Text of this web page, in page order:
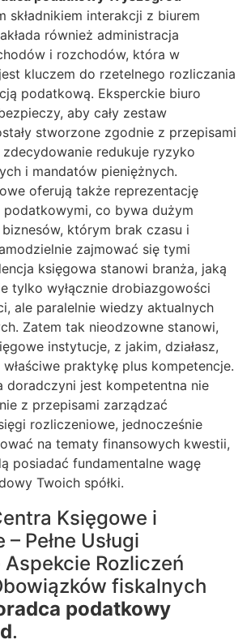
składnikiem interakcji z biurem
również administracja
i rozchodów, która w
kluczem do rzetelnego rozliczania
podatkową. Eksperckie biuro
aby cały zestaw
stworzone zgodnie z przepisami
zdecydowanie redukuje ryzyko
i mandatów pieniężnych.
oferują także reprezentację
podatkowymi, co bywa dużym
biznesów, którym brak czasu i
zajmować się tymi
księgowa stanowi branża, jaką
tylko wyłącznie drobiazgowości
ale paralelnie wiedzy aktualnych
Zatem tak nieodzowne stanowi,
instytucje, z jakim, działasz,
właściwe praktykę plus kompetencje.
doradczyni jest kompetentna nie
z przepisami zarządzać
rozliczeniowe, jednocześnie
na tematy finansowych kwestii,
posiadać fundamentalne wagę
Twoich spółki.
Księgowe i
Pełne Usługi
Rozliczeń
fiskalnych
podatkowy
.